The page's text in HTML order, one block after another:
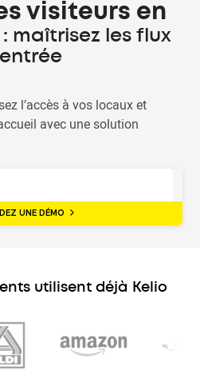
visiteurs en
: maîtrisez les flux
l’accès à vos locaux et
avec une solution
UNE DÉMO
utilisent déjà Kelio